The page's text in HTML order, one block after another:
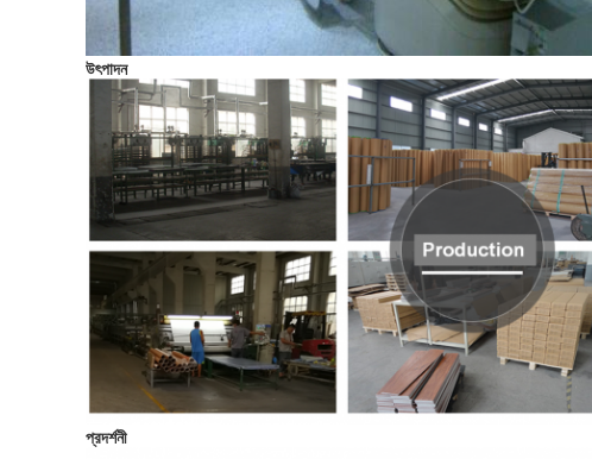
উৎপাদন
প্রদর্শনী